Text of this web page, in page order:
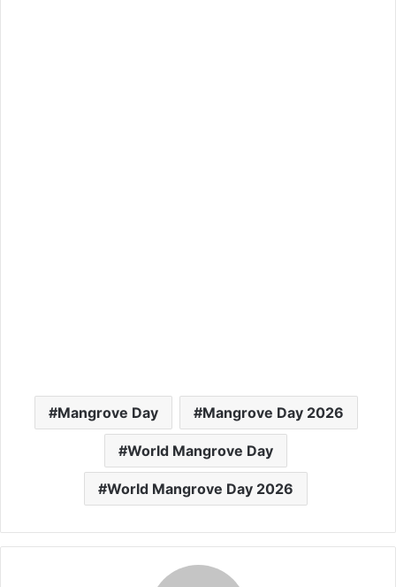
Mangrove Day Mangrove Day 2026
World Mangrove Day
World Mangrove Day 2026